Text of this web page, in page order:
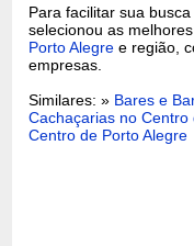
Para facilitar sua
selecionou as
Porto Alegre e região,
empresas.
Similares: » Bares e
Cachaçarias no Centro
Centro de Porto Alegre